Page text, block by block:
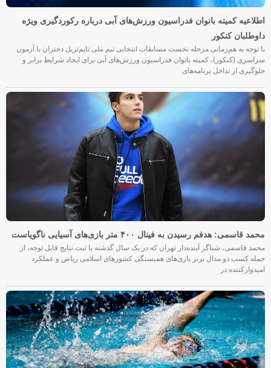
اطلاعیه کمیته بانوان فدراسیون ورزش‌های آبی درباره رکوردگیری ویژه
داوطلبان کنکور
با توجه به هم‌زمانی مرحله نخست مسابقات انتخابی تیم ملی تایم‌تریل دختران با آزمون
سراسری (کنکور)، کمیته بانوان فدراسیون ورزش‌های آبی برای ایجاد شرایط برابر و
جلوگیری از تداخل برنامه‌های
محمد قاسمی: هدفم رسیدن به فینال ۴۰۰ متر بازی‌های آسیایی ناگویاست
محمد قاسمی، شناگر آینده‌دار تهران که در یک سال گذشته با ثبت نتایج قابل توجه، از
جمله کسب دو مدال برنز بازی‌های همبستگی کشورهای اسلامی ریاض و عملکرد
امیدوارکننده در